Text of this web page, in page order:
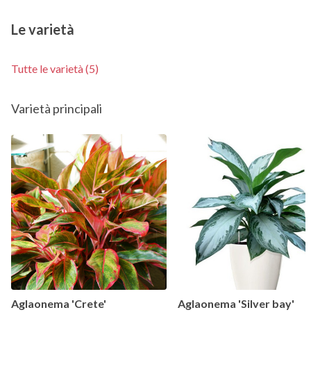
Le varietà
Tutte le varietà (5)
Varietà principali
Aglaonema 'Crete' Aglaonema 'Silver bay'